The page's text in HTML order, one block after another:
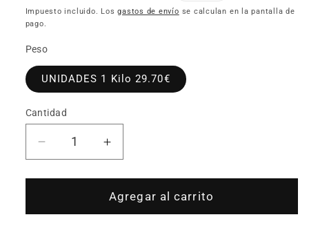
habitual
de
Impuesto incluido. Losgastos de envío se calculan en la pantalla de
pago.
Peso
UNIDADES 1 Kilo 29.70€
Cantidad
Reducir
cantidad
para
de
Aumentar
cantidad
para
Chuletón
de
Agregar al carrito